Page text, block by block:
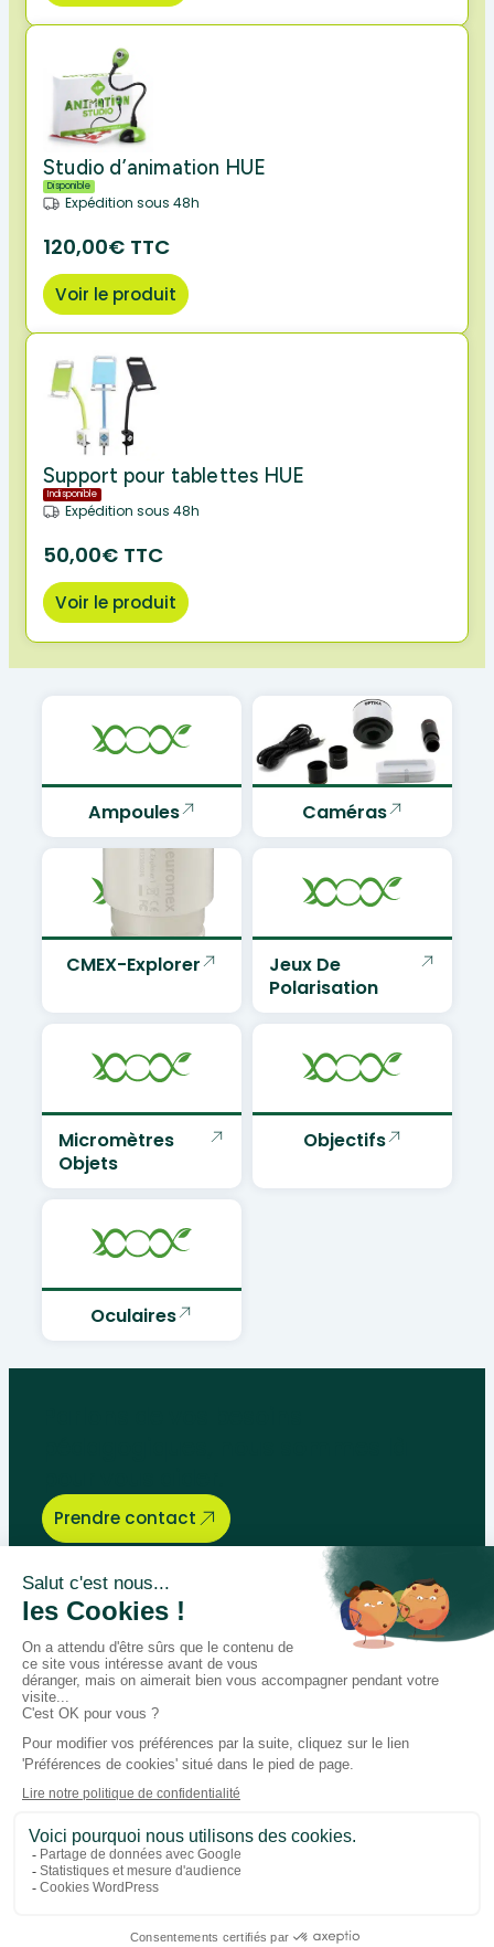
Studio d’animation HUE
Disponible
Expédition sous 48h
120,00€ TTC
Voir le produit
Support pour tablettes HUE
Indisponible
Expédition sous 48h
50,00€ TTC
Voir le produit
Ampoules Caméras
CMEX-Explorer
Jeux De
Polarisation
Micromètres
Objets
Objectifs
Oculaires
Prendre contact
Bégénat
Niveau d’enseignement
Actualités
Politique de retour
Paiement 100% sécurisé
Suivez-nous sur les réseaux
FacebookInstagram
Données personnelles